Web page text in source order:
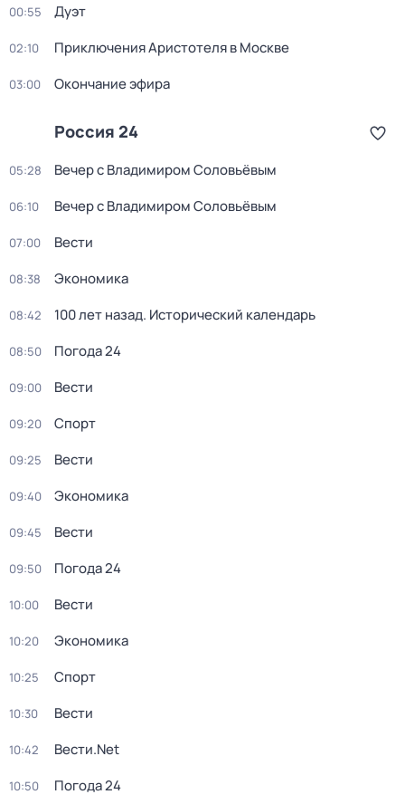
00:55 Дуэт
02:10 Приключения Аристотеля в Москве
03:00 Окончание эфира
Россия 24
05:28 Вечер с Владимиром Соловьёвым
06:10 Вечер с Владимиром Соловьёвым
07:00 Вести
08:38 Экономика
08:42 100 лет назад. Исторический календарь
08:50 Погода 24
09:00 Вести
09:20 Спорт
09:25 Вести
09:40 Экономика
09:45 Вести
09:50 Погода 24
10:00 Вести
10:20 Экономика
10:25 Спорт
10:30 Вести
10:42 Вести.Net
10:50 Погода 24